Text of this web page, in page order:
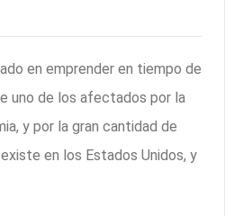
en emprender en tiempo de
uno de los afectados por la
y por la gran cantidad de
en los Estados Unidos, y